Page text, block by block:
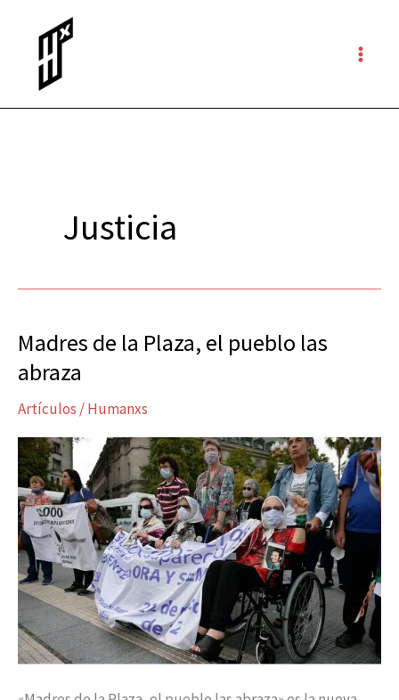
contenido
Justicia
Madres de la Plaza, el pueblo las
abraza
Artículos /Humanxs
Madres
de
Plaza,
el
pueblo
las
abraza